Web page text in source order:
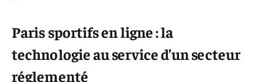
Paris sportifs en ligne : la
technologie au service d’un secteur
réglementé